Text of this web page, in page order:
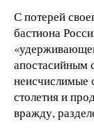
С потерей
бастиона
апостасийным
неисчислимые
столетия и
вражду,